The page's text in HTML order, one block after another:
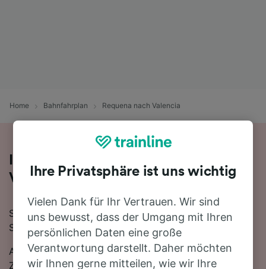
Home Bahnfahrplan Requena nach Valencia
Valencia
Sie planen eine Zugfahrt von Requena nach Valencia?
Starten Sie jetzt Ihre Suche!
Auf der 63 km langen Strecke fahren in der Regel 7
Züge, die schnellste Reisezeit beträgt dabei 1 Stunde
Ihre Privatsphäre ist uns wichtig
Vielen Dank für Ihr Vertrauen. Wir sind
uns bewusst, dass der Umgang mit Ihren
persönlichen Daten eine große
Verantwortung darstellt. Daher möchten
wir Ihnen gerne mitteilen, wie wir Ihre